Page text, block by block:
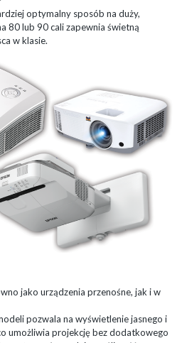
optymalny sposób na duży,
80 lub 90 cali zapewnia świetną
w klasie.
jako urządzenia przenośne, jak i w
pozwala na wyświetlenie jasnego i
umożliwia projekcję bez dodatkowego